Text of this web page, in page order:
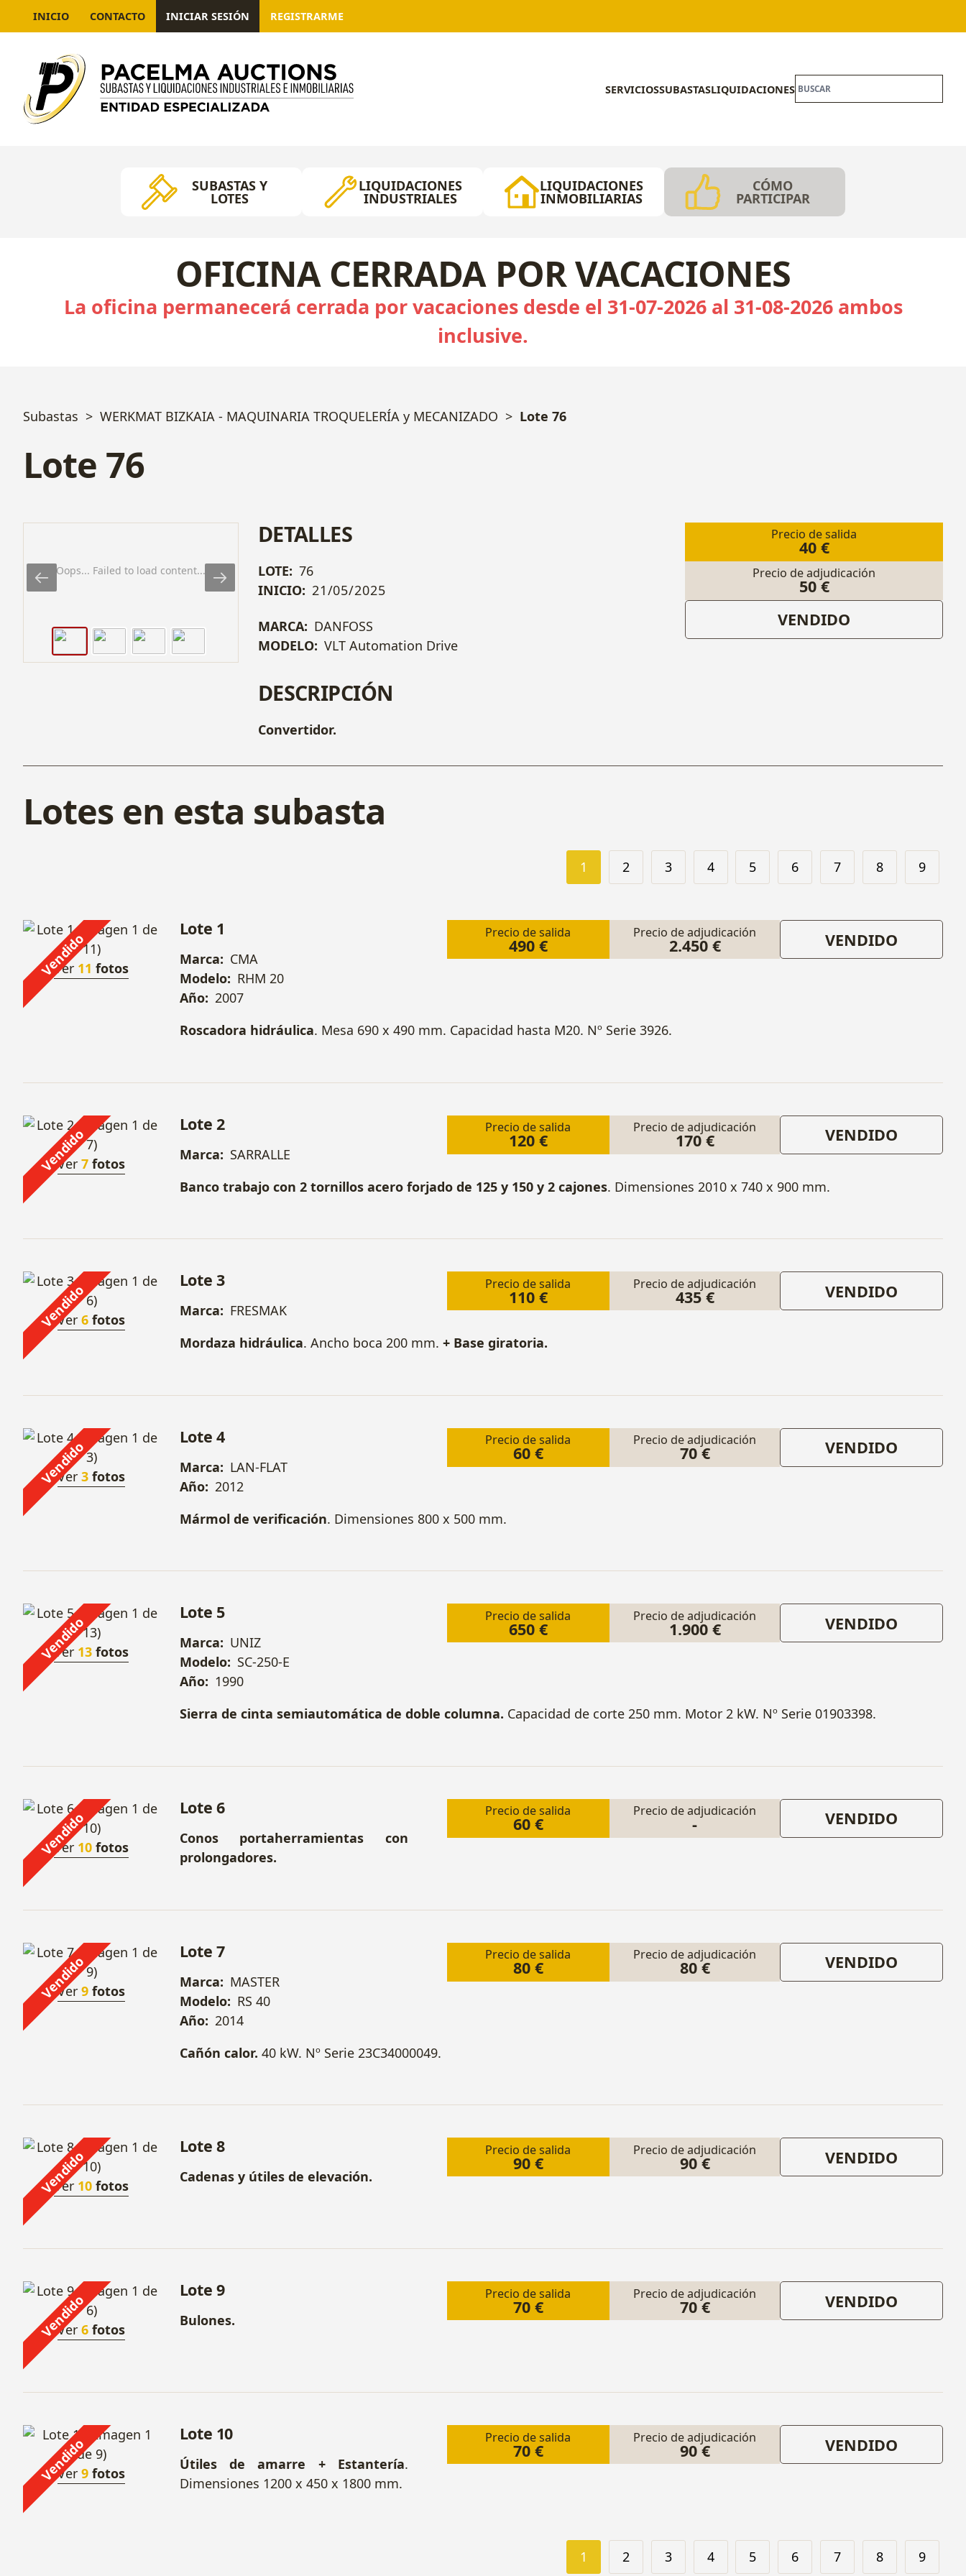
INICIO CONTACTO INICIAR SESIÓN REGISTRARME
SERVICIOSSUBASTASLIQUIDACIONES
SUBASTAS Y
LOTES
LIQUIDACIONES
INDUSTRIALES
LIQUIDACIONES
INMOBILIARIAS
CÓMO
PARTICIPAR
OFICINA CERRADA POR VACACIONES
La oficina permanecerá cerrada por vacaciones desde el 31-07-2026 al 31-08-2026 ambos
inclusive.
Subastas WERKMAT BIZKAIA - MAQUINARIA TROQUELERÍA y MECANIZADO Lote 76
Lote 76
Oops... Failed to load content...
Precio de salida
40 €
Precio de adjudicación
50 €
VENDIDO
DETALLES
LOTE: 76
INICIO: 21/05/2025
MARCA: DANFOSS
MODELO: VLT Automation Drive
DESCRIPCIÓN
Convertidor.
Lotes en esta subasta
1 2 3 4 5 6 7 8 9
Vendido
Ver 11 fotos
Precio de salida
490 €
Precio de adjudicación
2.450 € VENDIDO
Lote 1
Marca: CMA
Modelo: RHM 20
Año: 2007
Roscadora hidráulica. Mesa 690 x 490 mm. Capacidad hasta M20. Nº Serie 3926.
Vendido
Ver7 fotos
Precio de salida
120 €
Precio de adjudicación
170 € VENDIDO
Lote 2
Marca: SARRALLE
Banco trabajo con 2 tornillos acero forjado de 125 y 150 y 2 cajones. Dimensiones 2010 x 740 x 900 mm.
Vendido
Ver6 fotos
Precio de salida
110 €
Precio de adjudicación
435 € VENDIDO
Lote 3
Marca: FRESMAK
Mordaza hidráulica. Ancho boca 200 mm. + Base giratoria.
Vendido
Ver3 fotos
Precio de salida
60 €
Precio de adjudicación
70 € VENDIDO
Lote 4
Marca: LAN-FLAT
Año: 2012
Mármol de verificación. Dimensiones 800 x 500 mm.
Vendido
Ver 13 fotos
Precio de salida
650 €
Precio de adjudicación
1.900 € VENDIDO
Lote 5
Marca: UNIZ
Modelo: SC-250-E
Año: 1990
Sierra de cinta semiautomática de doble columna. Capacidad de corte 250 mm. Motor 2 kW. Nº Serie 01903398.
Vendido
Ver 10 fotos
Precio de salida
60 €
Precio de adjudicación
- VENDIDO
Lote 6
Conos portaherramientas con
prolongadores.
Vendido
Ver9 fotos
Precio de salida
80 €
Precio de adjudicación
80 € VENDIDO
Lote 7
Marca: MASTER
Modelo: RS 40
Año: 2014
Cañón calor. 40 kW. Nº Serie 23C34000049.
Vendido
Ver 10 fotos
Precio de salida
90 €
Precio de adjudicación
90 € VENDIDO
Lote 8
Cadenas y útiles de elevación.
Vendido
Ver6 fotos
Precio de salida
70 €
Precio de adjudicación
70 € VENDIDO
Lote 9
Bulones.
Vendido
Ver9 fotos
Precio de salida
70 €
Precio de adjudicación
90 € VENDIDO
Lote 10
Útiles de amarre + Estantería.
Dimensiones 1200 x 450 x 1800 mm.
1 2 3 4 5 6 7 8 9